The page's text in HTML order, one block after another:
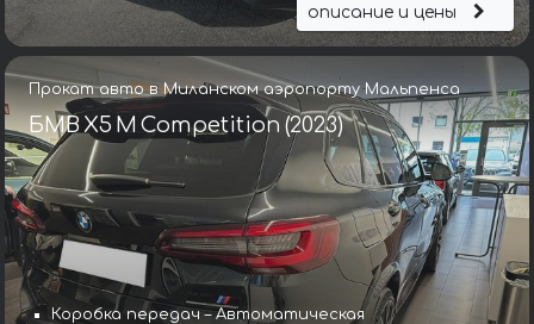
описание и цены
Прокат авто в Миланском аэропорту Мальпенса
БМВ X5 M Competition (2023)
Коробка передач – Автоматическая